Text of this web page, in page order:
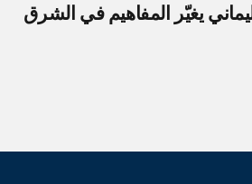
يغيّر المفاهيم في الشرق